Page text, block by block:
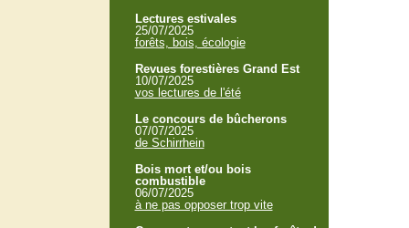
Lectures estivales
25/07/2025
forêts, bois, écologie
Revues forestières Grand Est
10/07/2025
vos lectures de l'été
Le concours de bûcherons
07/07/2025
de Schirrhein
Bois mort et/ou bois
combustible
06/07/2025
à ne pas opposer trop vite